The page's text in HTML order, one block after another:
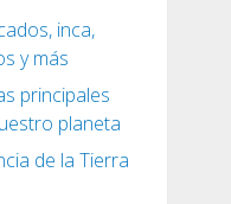
inca,
y más
principales
planeta
de la Tierra